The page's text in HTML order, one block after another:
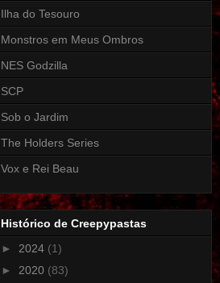
Ilha do Tesouro
Monstros em Meus Ombros
NES Godzilla
SCP
Sob o Jardim
The Holders Series
Vox e Rei Beau
Histórico de Creepypastas
► 2024 (1)
► 2020 (83)